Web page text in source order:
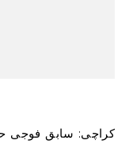
کراچی: سابق فوجی حکمران جنرل (ر) پرویز مشرف کو منگل